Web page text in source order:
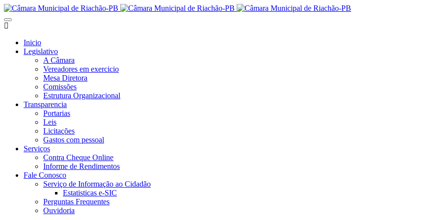
Inicio
Legislativo
A Câmara
Vereadores em exercicio
Mesa Diretora
Comissões
Estrutura Organizacional
Transparencia
Portarias
Leis
Licitações
Gastos com pessoal
Serviços
Contra Cheque Online
Informe de Rendimentos
Fale Conosco
Serviço de Informação ao Cidadão
Estatisticas e-SIC
Perguntas Frequentes
Ouvidoria